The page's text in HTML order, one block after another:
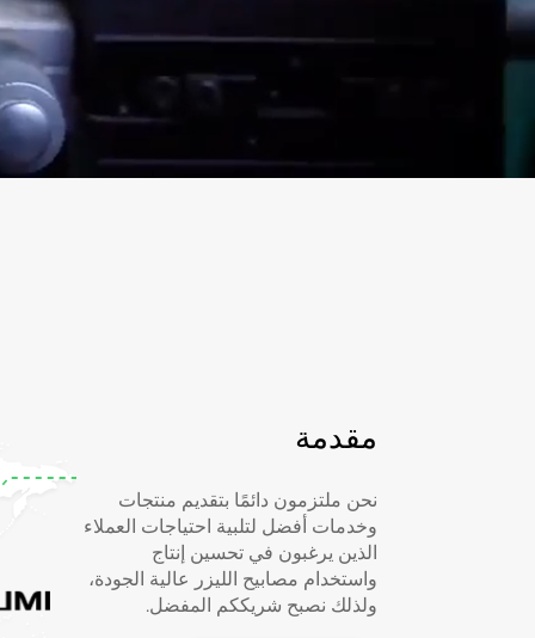
مقدمة
نحن ملتزمون دائمًا بتقديم منتجات
وخدمات أفضل لتلبية احتياجات العملاء
الذين يرغبون في تحسين إنتاج
واستخدام مصابيح الليزر عالية الجودة،
ولذلك نصبح شريككم المفضل.